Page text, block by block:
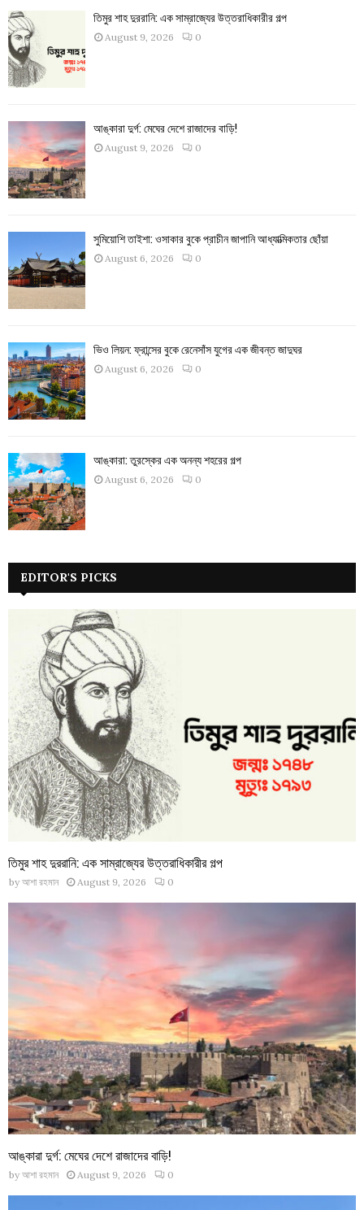
তিমুর শাহ দুররানি: এক সাম্রাজ্যের উত্তরাধিকারীর গল্প
August 9, 2026 0
আঙ্কারা দুর্গ: মেঘের দেশে রাজাদের বাড়ি!
August 9, 2026 0
সুমিয়োশি তাইশা: ওসাকার বুকে প্রাচীন জাপানি আধ্যাত্মিকতার ছোঁয়া
August 6, 2026 0
ভিও লিয়ন: ফ্রান্সের বুকে রেনেসাঁস যুগের এক জীবন্ত জাদুঘর
August 6, 2026 0
আঙ্কারা: তুরস্কের এক অনন্য শহরের গল্প
August 6, 2026 0
EDITOR'S PICKS
তিমুর শাহ দুররানি: এক সাম্রাজ্যের উত্তরাধিকারীর গল্প
by আশা রহমান August 9, 2026 0
আঙ্কারা দুর্গ: মেঘের দেশে রাজাদের বাড়ি!
by আশা রহমান August 9, 2026 0